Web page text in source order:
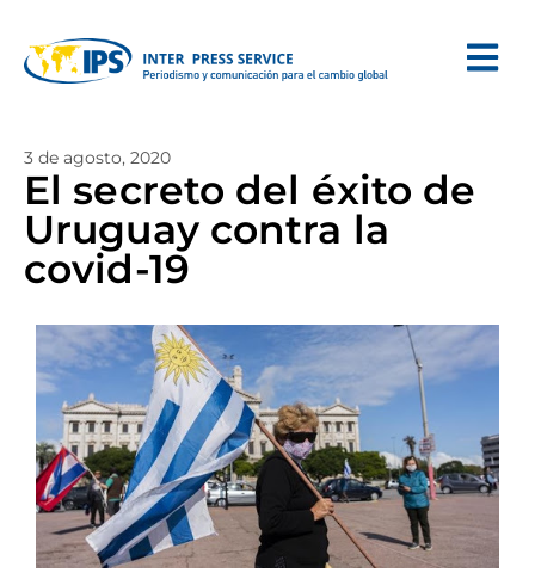
3 de agosto, 2020
El secreto del éxito de
Uruguay contra la
covid-19